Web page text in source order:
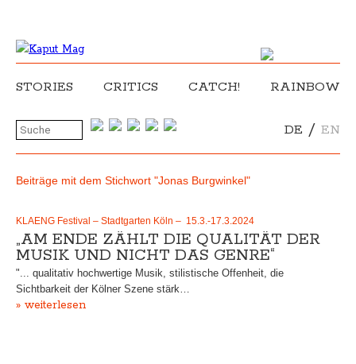
STORIES CRITICS CATCH! RAINBOW
DE / EN
Beiträge mit dem Stichwort "Jonas Burgwinkel"
KLAENG Festival – Stadtgarten Köln – 15.3.-17.3.2024
„AM ENDE ZÄHLT DIE QUALITÄT DER
MUSIK UND NICHT DAS GENRE“
"... qualitativ hochwertige Musik, stilistische Offenheit, die
Sichtbarkeit der Kölner Szene stärk…
» weiterlesen